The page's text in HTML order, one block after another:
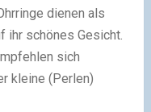
dienen als
ihr schönes Gesicht.
sich
kleine (Perlen)